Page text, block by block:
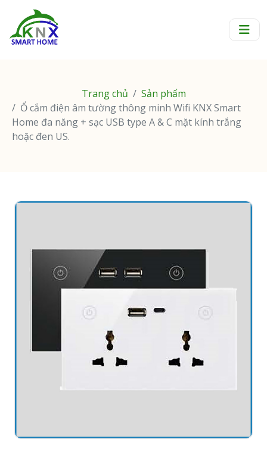
Trang chủ
Sản phẩm
Ổ cắm điện âm tường thông minh Wifi KNX Smart
Home đa năng + sạc USB type A & C mặt kính trắng
hoặc đen US.